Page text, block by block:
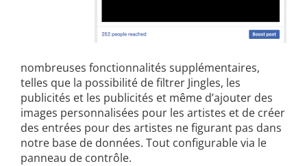
nombreuses fonctionnalités supplémentaires,
telles que la possibilité de filtrer Jingles, les
publicités et les publicités et même d’ajouter des
images personnalisées pour les artistes et de créer
des entrées pour des artistes ne figurant pas dans
notre base de données. Tout configurable via le
panneau de contrôle.